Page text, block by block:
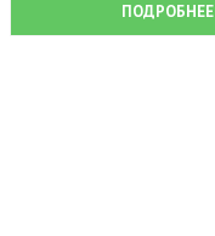
ПОДРОБНЕЕ